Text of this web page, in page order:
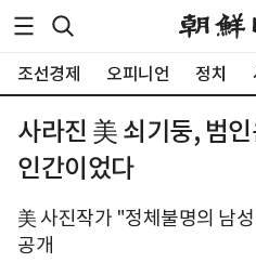
조선경제 오피니언 정치
사라진 美 쇠기둥, 범
인간이었다
美 사진작가 "정체불명의 남
공개